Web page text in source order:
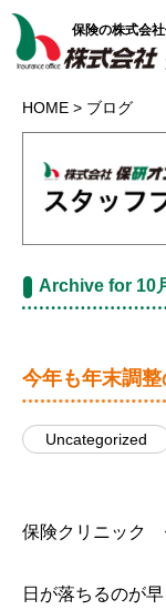
保険の株式会
HOME ブログ
Archive for 10
今年も年末調整
Uncategorized
保険クリニック
日が落ちるのが